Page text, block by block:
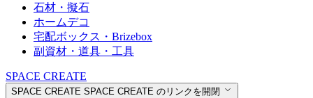
石材・擬石
ホームデコ
宅配ボックス・Brizebox
副資材・道具・工具
SPACE CREATE
SPACE CREATE SPACE CREATE のリンクを開閉